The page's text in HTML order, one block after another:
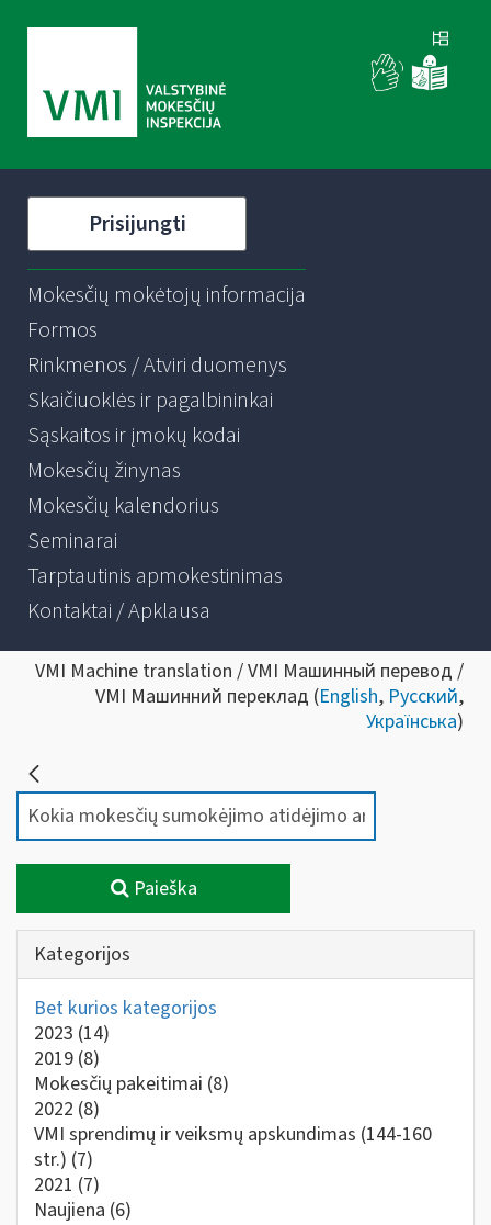
Prisijungti
Mokesčių mokėtojų informacija
Formos
Rinkmenos / Atviri duomenys
Skaičiuoklės ir pagalbininkai
Sąskaitos ir įmokų kodai
Mokesčių žinynas
Mokesčių kalendorius
Seminarai
Tarptautinis apmokestinimas
Kontaktai / Apklausa
VMI Machine translation / VMI Машинный перевод /
VMI Машинний переклад (English, Русский,
Українська)
Paieška
Kategorijos
Bet kurios kategorijos
2023 (14)
2019 (8)
Mokesčių pakeitimai (8)
2022 (8)
VMI sprendimų ir veiksmų apskundimas (144-160
str.) (7)
2021 (7)
Naujiena (6)